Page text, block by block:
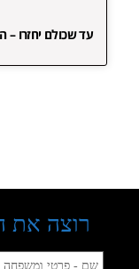
עד שכולם יחזרו –